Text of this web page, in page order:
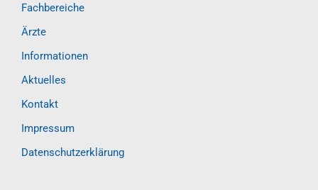
Fachbereiche
Ärzte
Informationen
Aktuelles
Kontakt
Impressum
Datenschutzerklärung